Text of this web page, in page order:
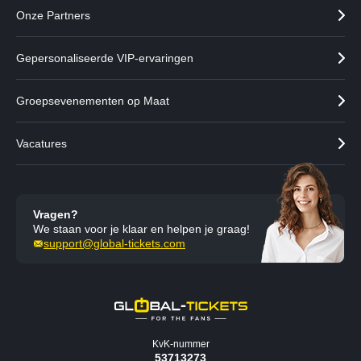
Onze Partners
Gepersonaliseerde VIP-ervaringen
Groepsevenementen op Maat
Vacatures
Vragen?
We staan voor je klaar en helpen je graag!
support@global-tickets.com
KvK-nummer
53713273